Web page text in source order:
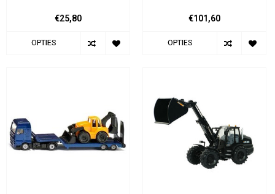
€25,80
OPTIES
€101,60
OPTIES